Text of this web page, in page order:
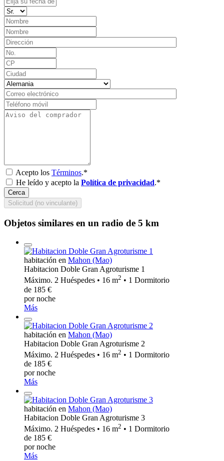
Acepto los Términos.*
He leído y acepto la Política de privacidad.*
Cerca
Solicitud (no vinculante)
Objetos similares en un radio de 5 km
habitación en Mahon (Mao)
Habitacion Doble Gran Agroturisme 1
Máximo. 2 Huéspedes • 16 m2 • 1 Dormitorio
de 185 €
por noche
Más
habitación en Mahon (Mao)
Habitacion Doble Gran Agroturisme 2
Máximo. 2 Huéspedes • 16 m2 • 1 Dormitorio
de 185 €
por noche
Más
habitación en Mahon (Mao)
Habitacion Doble Gran Agroturisme 3
Máximo. 2 Huéspedes • 16 m2 • 1 Dormitorio
de 185 €
por noche
Más